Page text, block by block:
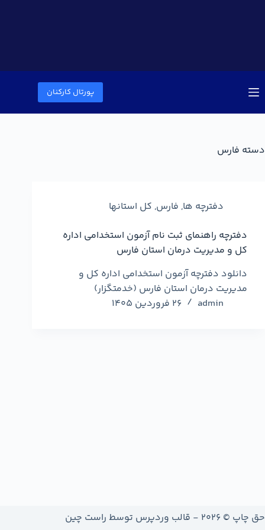
پورتال کارکنان
دسته فارس
دفترچه ها, فارس, کل استانها
دفترچه راهنمای ثبت نام آزمون استخدامی اداره
کل و مدیریت درمان استان فارس
دانلود دفترچه آزمون استخدامی اداره کل و
مدیریت درمان استان فارس (خدمتگزار)
admin
26 فروردین 1405
حق چاپ © 2026 - قالب وردپرس توسط راست چین